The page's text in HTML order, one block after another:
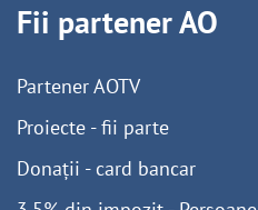
Fii partener AO
Partener AOTV
Proiecte - fii parte
Donații - card bancar